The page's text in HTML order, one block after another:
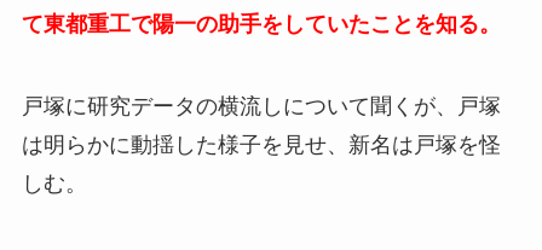
て東都重工で陽一の助手をしていたことを知る。
戸塚に研究データの横流しについて聞くが、戸塚
は明らかに動揺した様子を見せ、新名は戸塚を怪
しむ。